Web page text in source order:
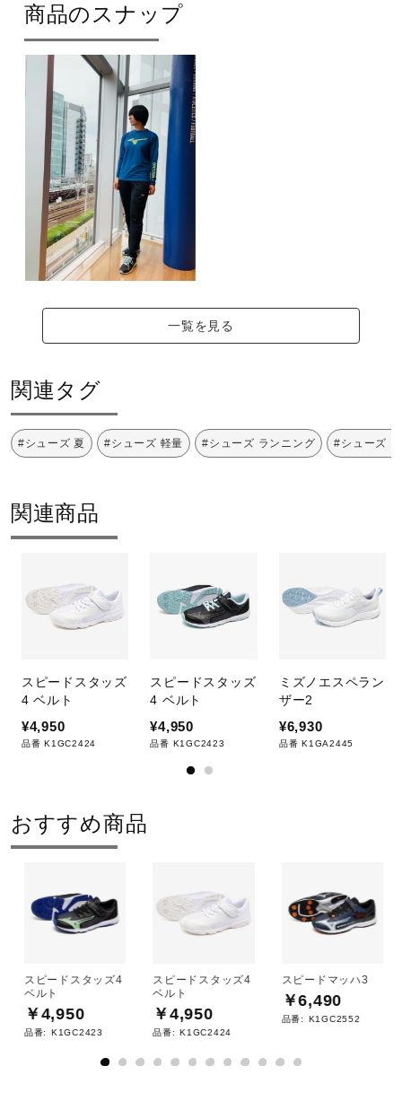
商品のスナップ
一覧を見る
関連タグ
#シューズ 夏 #シューズ 軽量 #シューズ ランニング #シューズ
関連商品
スピードスタッズ
4 ベルト
¥4,950
品番 K1GC2424
スピードスタッズ
4 ベルト
¥4,950
品番 K1GC2423
ミズノエスペラン
ザー2
¥6,930
品番 K1GA2445
おすすめ商品
スピードスタッズ4
ベルト
￥4,950
品番: K1GC2423
スピードスタッズ4
ベルト
￥4,950
品番: K1GC2424
スピードマッハ3
￥6,490
品番: K1GC2552